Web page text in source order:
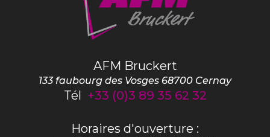
AFM Bruckert
133 faubourg des Vosges 68700 Cernay
Tél +33 (0)3 89 35 62 32
Horaires d'ouverture :